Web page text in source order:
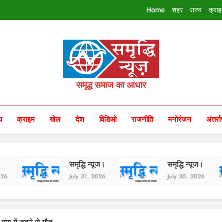
Home शहर राज्य
Samachar
समृद्ध समाज का आधार
क्राइम खेल देश विडिओ राजनीति मनोरंजन
समृद्धि न्यूज।
July 31, 2026
समृद्धि न्यूज।
July 30, 2026